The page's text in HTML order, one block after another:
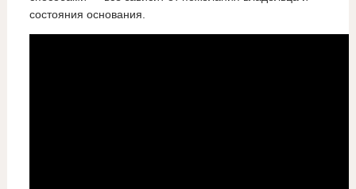
состояния основания.